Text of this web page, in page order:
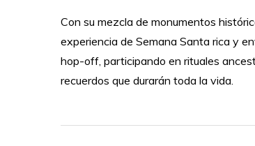
Con su mezcla de monumentos
experiencia de Semana Santa rica y
hop-off, participando en rituales
recuerdos que durarán toda la vida.